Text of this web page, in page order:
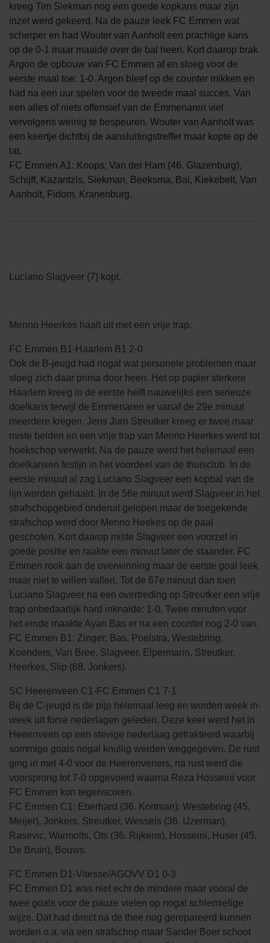
kreeg Tim Siekman nog een goede kopkans maar zijn
inzet werd gekeerd. Na de pauze leek FC Emmen wat
scherper en had Wouter van Aanholt een prachtige kans
op de 0-1 maar maaide over de bal heen. Kort daarop brak
Argon de opbouw van FC Emmen af en sloeg voor de
eerste maal toe: 1-0. Argon bleef op de counter mikken en
had na een uur spelen voor de tweede maal succes. Van
een alles of niets offensief van de Emmenaren viel
vervolgens weinig te bespeuren. Wouter van Aanholt was
een keertje dichtbij de aansluitingstreffer maar kopte op de
lat.
FC Emmen A1: Koops; Van der Ham (46. Glazenburg),
Schijff, Kazantzis, Siekman, Beeksma, Bal, Kiekebelt, Van
Aanholt, Fidom, Kranenburg.
Luciano Slagveer (7) kopt.
Menno Heerkes haalt uit met een vrije trap.
FC Emmen B1-Haarlem B1 2-0
Ook de B-jeugd had nogal wat personele problemen maar
sloeg zich daar prima door heen. Het op papier sterkere
Haarlem kreeg in de eerste helft nauwelijks een serieuze
doelkans terwijl de Emmenaren er vanaf de 29e minuut
meerdere kregen. Jens Jurn Streutker kreeg er twee maar
miste beiden en een vrije trap van Menno Heerkes werd tot
hoekschop verwerkt. Na de pauze werd het helemaal een
doelkansen festijn in het voordeel van de thuisclub. In de
eerste minuut al zag Luciano Slagveer een kopbal van de
lijn worden gehaald. In de 56e minuut werd Slagveer in het
strafschopgebied onderuit gelopen maar de toegekende
strafschop werd door Menno Heekes op de paal
geschoten. Kort daarop miste Slagveer een voorzet in
goede positie en raakte een minuut later de staander. FC
Emmen rook aan de overwinning maar de eerste goal leek
maar niet te willen vallen. Tot de 67e minuut dan toen
Luciano Slagveer na een overtreding op Streutker een vrije
trap onbedaarlijk hard inknalde: 1-0. Twee minuten voor
het einde maakte Ayan Bas er na een counter nog 2-0 van.
FC Emmen B1: Zinger; Bas, Poelstra, Westebring,
Koenders, Van Bree, Slagveer, Elpermann, Streutker,
Heerkes, Slip (68. Jonkers).
SC Heerenveen C1-FC Emmen C1 7-1
Bij de C-jeugd is de pijp helemaal leeg en worden week in-
week uit forse nederlagen geleden. Deze keer werd het in
Heeenveen op een stevige nederlaag getrakteerd waarbij
sommige goals nogal knullig werden weggegeven. De rust
ging in met 4-0 voor de Heerenveners, na rust werd die
voorsprong tot 7-0 opgevoerd waarna Reza Hosseini voor
FC Emmen kon tegenscoren.
FC Emmen C1: Eberhard (36. Kortman): Westebring (45.
Meijer), Jonkers, Streutker, Wessels (36. IJzerman),
Rasevic, Warmolts, Ots (36. Rijkens), Hosseini, Huser (45.
De Bruin), Bouws.
FC Emmen D1-Vitesse/AGOVV D1 0-3
FC Emmen D1 was niet echt de mindere maar vooral de
twee goals voor de pauze vielen op nogal schlemielige
wijze. Dat had direct na de thee nog gerepareerd kunnen
worden o.a. via een strafschop maar Sander Boer schoot